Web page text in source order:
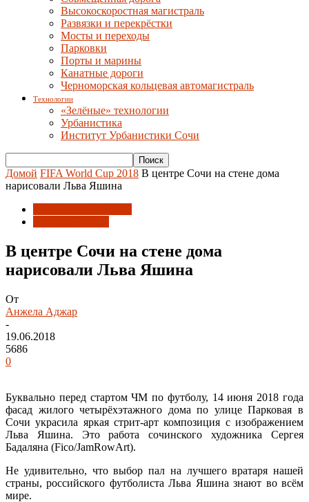
Высокоскоростная магистраль
Развязки и перекрёстки
Мосты и переходы
Парковки
Порты и марины
Канатные дороги
Черноморская кольцевая автомагистраль
Технологии
«Зелёные» технологии
Урбанистика
Институт Урбанистики Сочи
Домой FIFA World Cup 2018 В центре Сочи на стене дома
нарисовали Льва Яшина
В центре Сочи на стене дома
нарисовали Льва Яшина
От
Анжела Аджар
-
19.06.2018
5686
0
Буквально перед стартом ЧМ по футболу, 14 июня 2018 года
фасад жилого четырёхэтажного дома по улице Парковая в
Сочи украсила яркая стрит-арт композиция с изображением
Льва Яшина. Это работа сочинского художника Сергея
Бадаляна (Fico/JamRowArt).
Не удивительно, что выбор пал на лучшего вратаря нашей
страны, российского футболиста Льва Яшина знают во всём
мире.